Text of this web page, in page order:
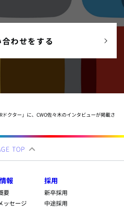
わせをする
クター」に、CWO佐々木のインタビューが掲載さ
TOP
報
要
ッセージ
採用
新卒採用
中途採用